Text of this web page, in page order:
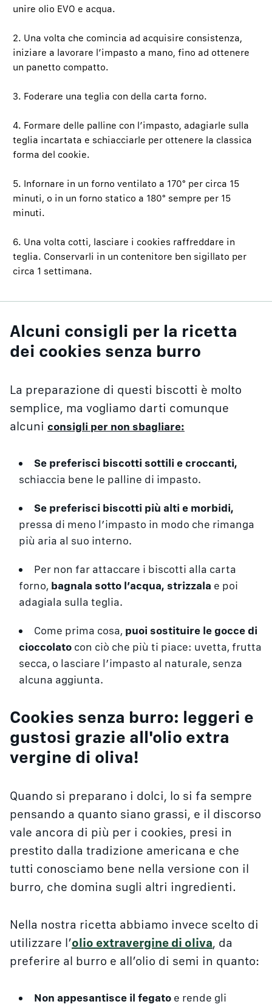
unire olio EVO e acqua.
2. Una volta che comincia ad acquisire consistenza,
iniziare a lavorare l’impasto a mano, fino ad ottenere
un panetto compatto.
3. Foderare una teglia con della carta forno.
4. Formare delle palline con l’impasto, adagiarle sulla
teglia incartata e schiacciarle per ottenere la classica
forma del cookie.
5. Infornare in un forno ventilato a 170° per circa 15
minuti, o in un forno statico a 180° sempre per 15
minuti.
6. Una volta cotti, lasciare i cookies raffreddare in
teglia. Conservarli in un contenitore ben sigillato per
circa 1 settimana.
Alcuni consigli per la ricetta
dei cookies senza burro
La preparazione di questi biscotti è molto
semplice, ma vogliamo darti comunque
alcuni consigli per non sbagliare:
Se preferisci biscotti sottili e croccanti,
schiaccia bene le palline di impasto.
Se preferisci biscotti più alti e morbidi,
pressa di meno l’impasto in modo che rimanga
più aria al suo interno.
Per non far attaccare i biscotti alla carta
forno, bagnala sotto l’acqua, strizzala e poi
adagiala sulla teglia.
Come prima cosa, puoi sostituire le gocce di
cioccolato con ciò che più ti piace: uvetta, frutta
secca, o lasciare l’impasto al naturale, senza
alcuna aggiunta.
Cookies senza burro: leggeri e
gustosi grazie all'olio extra
vergine di oliva!
Quando si preparano i dolci, lo si fa sempre
pensando a quanto siano grassi, e il discorso
vale ancora di più per i cookies, presi in
prestito dalla tradizione americana e che
tutti conosciamo bene nella versione con il
burro, che domina sugli altri ingredienti.
Nella nostra ricetta abbiamo invece scelto di
utilizzare l’olio extravergine di oliva, da
preferire al burro e all’olio di semi in quanto:
Non appesantisce il fegato e rende gli